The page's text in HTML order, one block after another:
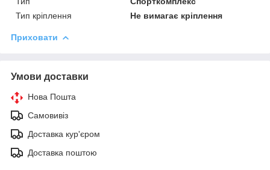
Тип кріплення
Не вимагає кріплення
Приховати
Умови доставки
Нова Пошта
Самовивіз
Доставка кур'єром
Доставка поштою